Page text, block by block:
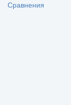
Сравнения